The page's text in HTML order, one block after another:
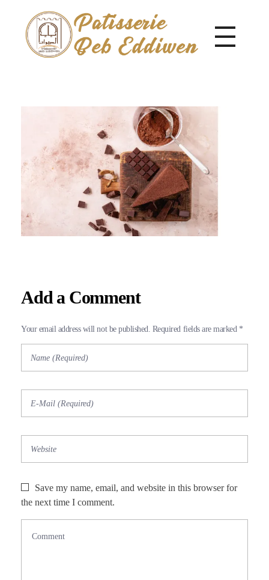
Add a Comment
Your email address will not be published. Required fields are marked *
Save my name, email, and website in this browser for
the next time I comment.